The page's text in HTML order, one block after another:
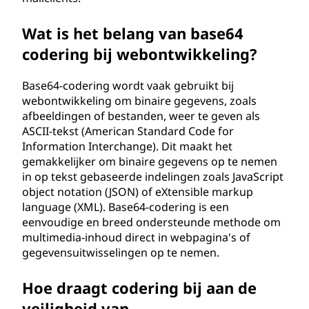
Wat is het belang van base64
codering bij webontwikkeling?
Base64-codering wordt vaak gebruikt bij
webontwikkeling om binaire gegevens, zoals
afbeeldingen of bestanden, weer te geven als
ASCII-tekst (American Standard Code for
Information Interchange). Dit maakt het
gemakkelijker om binaire gegevens op te nemen
in op tekst gebaseerde indelingen zoals JavaScript
object notation (JSON) of eXtensible markup
language (XML). Base64-codering is een
eenvoudige en breed ondersteunde methode om
multimedia-inhoud direct in webpagina's of
gegevensuitwisselingen op te nemen.
Hoe draagt codering bij aan de